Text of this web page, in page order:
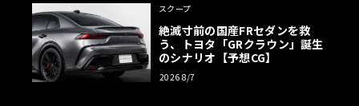
スクープ
絶滅寸前の国産FRセダンを救
う、トヨタ「GRクラウン」誕生
のシナリオ【予想CG】
2026 8/7